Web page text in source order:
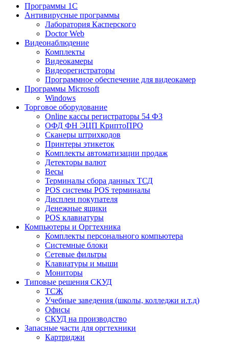
Программы 1С
Антивирусные программы
Лаборатория Касперского
Doctor Web
Видеонаблюдение
Комплекты
Видеокамеры
Видеорегистраторы
Программное обеспечение для видеокамер
Программы Microsoft
Windows
Торговое оборудование
Online кассы регистраторы 54 ФЗ
ОФД ФН ЭЦП КриптоПРО
Сканеры штрихкодов
Принтеры этикеток
Комплекты автоматизации продаж
Детекторы валют
Весы
Терминалы сбора данных ТСД
POS системы POS терминалы
Дисплеи покупателя
Денежные ящики
POS клавиатуры
Компьютеры и Оргтехника
Комплекты персонального компьютера
Системные блоки
Сетевые фильтры
Клавиатуры и мыши
Мониторы
Типовые решения СКУД
ТСЖ
Учебные заведения (школы, колледжи и.т.д)
Офисы
СКУД на производство
Запасные части для оргтехники
Картриджи